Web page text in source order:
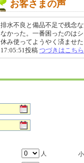
お客さまの声
排水不良と備品不足で残念
なかった。一番困ったのは
休み使ってようやく済ませ
17:05:51投稿 つづきはこちら
人